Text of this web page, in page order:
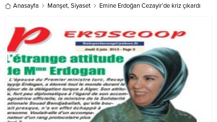
Anasayfa Manşet,Siyaset Emine Erdoğan Cezayir’de kriz çıkardı